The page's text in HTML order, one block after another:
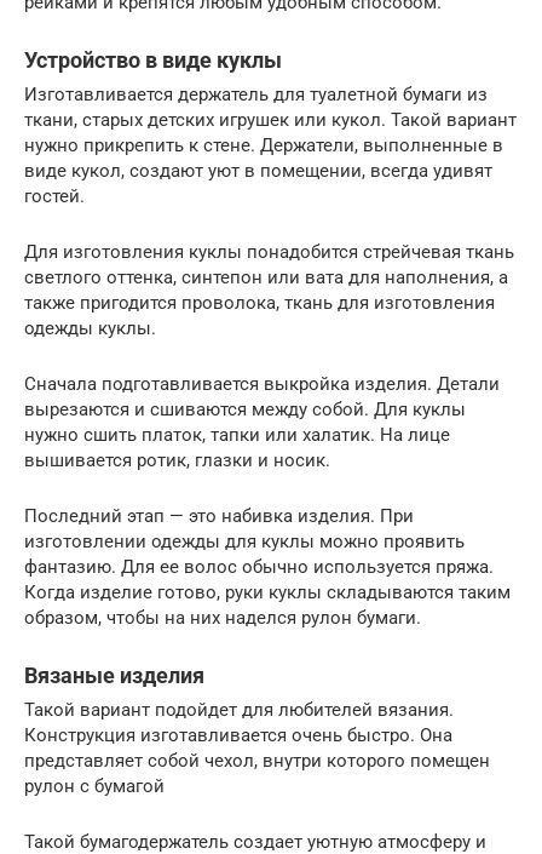
Устройство в виде куклы
Изготавливается держатель для туалетной бумаги из
ткани, старых детских игрушек или кукол. Такой вариант
нужно прикрепить к стене. Держатели, выполненные в
виде кукол, создают уют в помещении, всегда удивят
гостей.
Для изготовления куклы понадобится стрейчевая ткань
светлого оттенка, синтепон или вата для наполнения, а
также пригодится проволока, ткань для изготовления
одежды куклы.
Сначала подготавливается выкройка изделия. Детали
вырезаются и сшиваются между собой. Для куклы
нужно сшить платок, тапки или халатик. На лице
вышивается ротик, глазки и носик.
Последний этап — это набивка изделия. При
изготовлении одежды для куклы можно проявить
фантазию. Для ее волос обычно используется пряжа.
Когда изделие готово, руки куклы складываются таким
образом, чтобы на них наделся рулон бумаги.
Вязаные изделия
Такой вариант подойдет для любителей вязания.
Конструкция изготавливается очень быстро. Она
представляет собой чехол, внутри которого помещен
рулон с бумагой
Такой бумагодержатель создает уютную атмосферу и